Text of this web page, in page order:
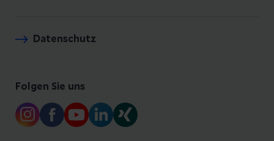
Datenschutz
Folgen Sie uns